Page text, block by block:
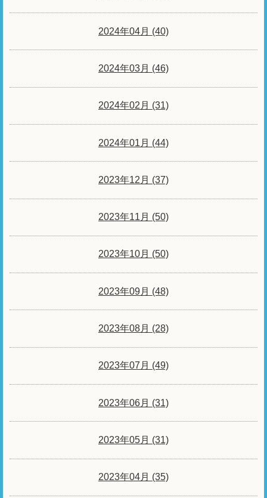
2024年04月 (40)
2024年03月 (46)
2024年02月 (31)
2024年01月 (44)
2023年12月 (37)
2023年11月 (50)
2023年10月 (50)
2023年09月 (48)
2023年08月 (28)
2023年07月 (49)
2023年06月 (31)
2023年05月 (31)
2023年04月 (35)